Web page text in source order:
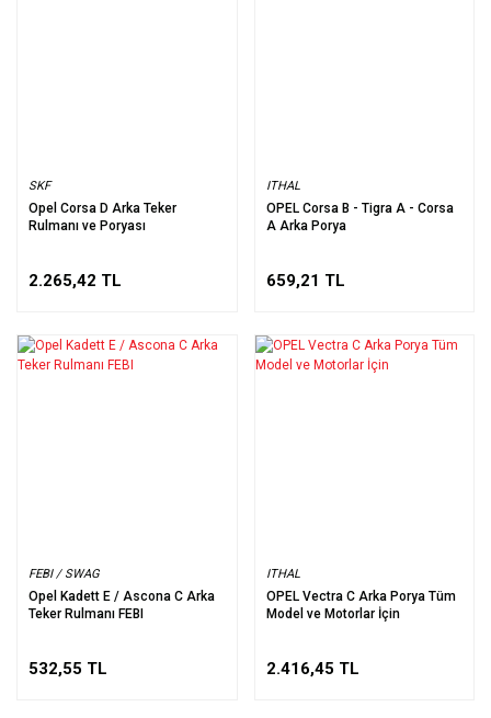
SKF
Opel Corsa D Arka Teker
Rulmanı ve Poryası
2.265,42 TL
ITHAL
OPEL Corsa B - Tigra A - Corsa
A Arka Porya
659,21 TL
FEBI / SWAG
Opel Kadett E / Ascona C Arka
Teker Rulmanı FEBI
532,55 TL
ITHAL
OPEL Vectra C Arka Porya Tüm
Model ve Motorlar İçin
2.416,45 TL